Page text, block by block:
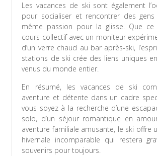
Les vacances de ski sont également
pour socialiser et rencontrer des
même passion pour la glisse. Que ce
cours collectif avec un moniteur
d’un verre chaud au bar après-ski,
stations de ski crée des liens uniques
venus du monde entier.
En résumé, les vacances de ski
aventure et détente dans un cadre
vous soyez à la recherche d’une
solo, d’un séjour romantique en
aventure familiale amusante, le ski offre
hivernale incomparable qui restera
souvenirs pour toujours.